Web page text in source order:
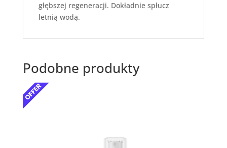
głębszej regeneracji. Dokładnie spłucz
letnią wodą.
Podobne produkty